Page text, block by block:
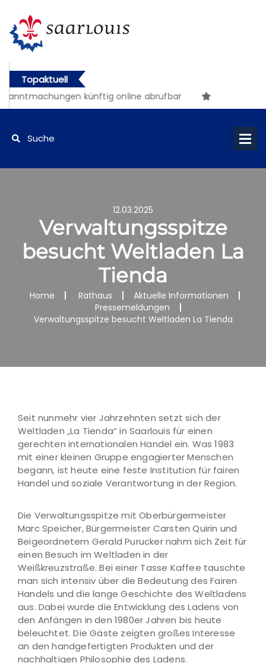
Topaktuell
künftig online abrufbar
12.03.2025
Verwaltungsspitze
besucht Weltladen La
Tienda
Home Rathaus
Aktuelle Informationen
Pressemeldungen
Verwaltungsspitze besucht Weltladen La Tienda
Seit nunmehr vier Jahrzehnten setzt sich der
Weltladen „La Tienda“ in Saarlouis für einen
gerechten internationalen Handel ein. Was 1983
mit einer kleinen Gruppe engagierter Menschen
begann, ist heute eine feste Institution für fairen
Handel und soziale Verantwortung in der Region.
Die Verwaltungsspitze mit Oberbürgermeister
Marc Speicher, Bürgermeister Carsten Quirin und
Beigeordnetem Gerald Purucker nahm sich Zeit für
einen Besuch im Weltladen in der
Weißkreuzstraße. Bei einer Tasse Kaffee tauschte
man sich intensiv über die Bedeutung des Fairen
Handels und die lange Geschichte des Weltladens
aus. Dabei wurde die Entwicklung des Ladens von
den Anfängen in den 1980er Jahren bis heute
beleuchtet. Die Gäste zeigten großes Interesse
an den handgefertigten Produkten und der
nachhaltigen Philosophie des Ladens.